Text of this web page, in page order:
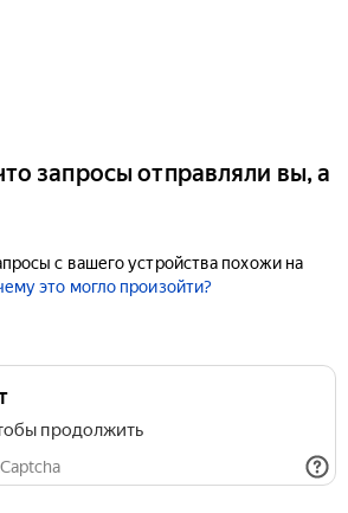
запросы отправляли вы, а
с вашего устройства похожи на
это могло произойти?
продолжить